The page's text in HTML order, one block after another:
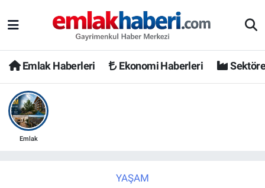
Emlak Haberleri Ekonomi Haberleri
Emlak
YAŞAM